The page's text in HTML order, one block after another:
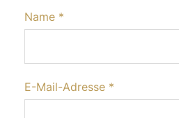
Name *
E-Mail-Adresse *